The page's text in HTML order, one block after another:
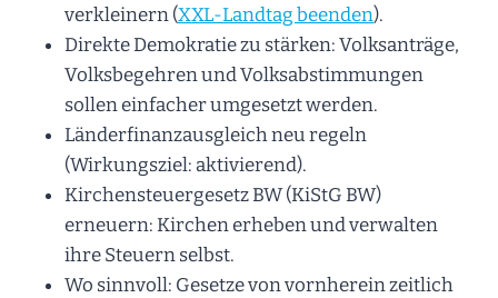
verkleinern (XXL-Landtag beenden).
Direkte Demokratie zu stärken: Volksanträge,
Volksbegehren und Volksabstimmungen
sollen einfacher umgesetzt werden.
Länderfinanzausgleich neu regeln
(Wirkungsziel: aktivierend).
Kirchensteuergesetz BW (KiStG BW)
erneuern: Kirchen erheben und verwalten
ihre Steuern selbst.
Wo sinnvoll: Gesetze von vornherein zeitlich